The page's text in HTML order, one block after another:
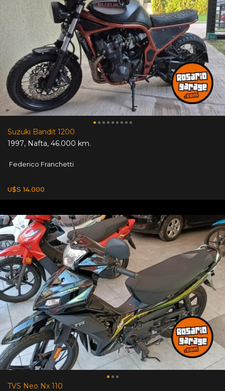
Suzuki Bandit 1200
1997, Nafta, 46.000 km.
Federico Franchetti
U$S 14.000
TVS Neo Nx 110